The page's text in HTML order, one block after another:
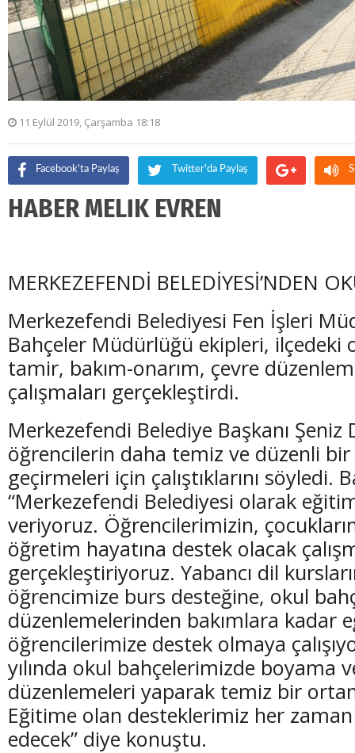
11 Eylül 2019, Çarşamba 18:18
Facebook'ta Paylaş Twitter'da Paylaş
HABER MELİK EVREN
MERKEZEFENDİ BELEDİYESİ’NDEN
Merkezefendi Belediyesi Fen İşleri
Bahçeler Müdürlüğü ekipleri, ilçedeki
tamir, bakım-onarım, çevre
çalışmaları gerçekleştirdi.
Merkezefendi Belediye Başkanı Şeniz
öğrencilerin daha temiz ve düzenli
geçirmeleri için çalıştıklarını söyledi.
“Merkezefendi Belediyesi olarak
veriyoruz. Öğrencilerimizin,
öğretim hayatına destek olacak
gerçekleştiriyoruz. Yabancı dil
öğrencimize burs desteğine, okul
düzenlemelerinden bakımlara kadar
öğrencilerimize destek olmaya
yılında okul bahçelerimizde boyama
düzenlemeleri yaparak temiz bir
Eğitime olan desteklerimiz her
edecek” diye konuştu.
(20 Şubat - 20 Mart)
Balık Burcunun 09.08.2026 Günlük Yorumu Koç